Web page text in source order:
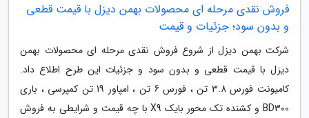
فروش نقدی مرحله ای محصولات بهمن دیزل با قیمت قطعی
و بدون سود؛ جزئیات و قیمت
شرکت بهمن دیزل از شروع فروش نقدی مرحله ای محصولات بهمن
دیزل با قیمت قطعی و بدون سود و جزئیات این طرح اطلاع داد.
کامیونت فورس 3.8 تن ، فورس 6 تن ، امپاور 19 تن کمپرسی ، باری
BD300 و کشنده تک محور بایک X9 با چه قیمت و شرایطی به فروش